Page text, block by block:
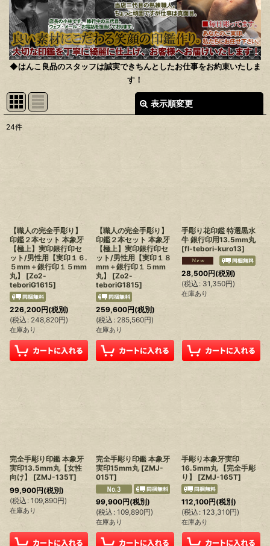
◆はんこ良品のスタッフは誠実できちんとしたお仕事をお約束いたしま
す！
表示順変更
絞り込む
24件
【職人の完全手彫り】
印鑑２本セット 本象牙
【極上】実印銀行印セ
ット/男性用【実印１６.
５mm＋銀行印１５mm
丸】
[Zo2-
teboriG1615]
226,200円(税別)
(税込 : 248,820円)
在庫あり
【職人の完全手彫り】
印鑑２本セット 本象牙
【極上】実印銀行印セ
ット/男性用【実印１８
mm＋銀行印１５mm
丸】
[Zo2-
teboriG1815]
259,600円(税別)
(税込 : 285,560円)
在庫あり
手彫り花印鑑 特選黒水
牛 銀行印用13.5mm丸
[fl-tebori-kuro13]
28,500円(税別)
(税込 : 31,350円)
在庫あり
完全手彫り印鑑 本象牙
実印13.5mm丸【女性
向け】
[ZMJ-135T]
99,900円(税別)
(税込 : 109,890円)
在庫あり
完全手彫り印鑑 本象牙
実印15mm丸 [ZMJ-
015T]
99,900円(税別)
(税込 : 109,890円)
在庫あり
手彫り本象牙実印
16.5mm丸 【完全手彫
り】
[ZMJ-165T]
112,100円(税別)
(税込 : 123,310円)
在庫あり